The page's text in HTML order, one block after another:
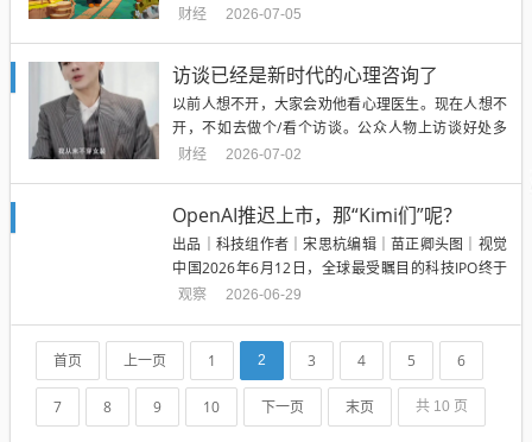
生产的是“能够反复被消费、持续产生情感共鸣的文本
业似乎是天然的优质商业模式，但赫斯蒙德夫在原著
中同时指出，它也风...
财经 2026-07-05
访谈已经是新时代的心理咨询了
以前人想不开，大家会劝他看心理医生。现在人想不
开，不如去做个/看个访谈。公众人物上访谈好处多
多。一可以公开展示脆弱，收到N张怜爱卡的向佐就
以获得一定同情。而哪怕真点了外卖，也迟早会有“到
点儿必须吃饭”“不内耗...
财经 2026-07-02
OpenAI推迟上市，那“Kimi们”呢？
出品｜科技组作者｜宋思杭编辑｜苗正卿头图｜视觉
中国2026年6月12日，全球最受瞩目的科技IPO终于
来了。SpaceX正式登陆资本市场。作为近年来估值最
的期待。上市之前，一级市场曾给予SpaceX约1.75万
亿美元的估值，不少投资机构也期待它成为今年最
成...
观察 2026-06-29
首页 上一页 1 2 3 4 5 6
7 8 9 10 下一页 末页 共 10 页